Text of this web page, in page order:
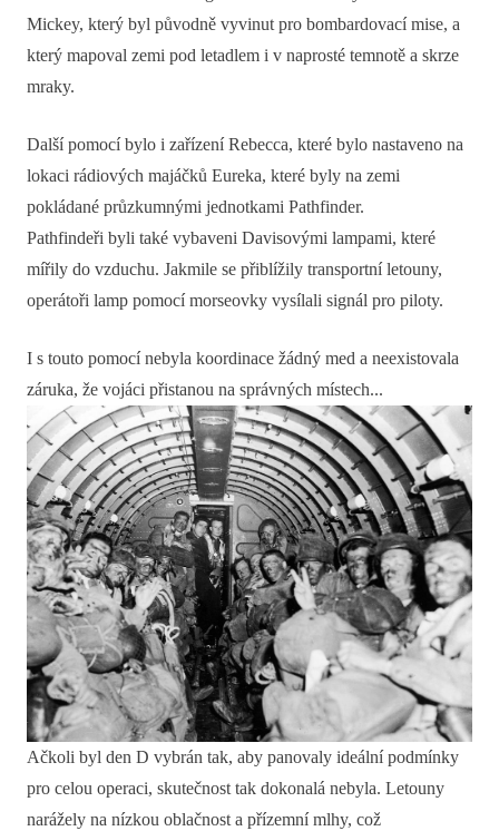
Mickey, který byl původně vyvinut pro bombardovací mise, a
který mapoval zemi pod letadlem i v naprosté temnotě a skrze
mraky.
Další pomocí bylo i zařízení Rebecca, které bylo nastaveno na
lokaci rádiových majáčků Eureka, které byly na zemi
pokládané průzkumnými jednotkami Pathfinder.
Pathfindeři byli také vybaveni Davisovými lampami, které
mířily do vzduchu. Jakmile se přiblížily transportní letouny,
operátoři lamp pomocí morseovky vysílali signál pro piloty.
I s touto pomocí nebyla koordinace žádný med a neexistovala
záruka, že vojáci přistanou na správných místech...
Ačkoli byl den D vybrán tak, aby panovaly ideální podmínky
pro celou operaci, skutečnost tak dokonalá nebyla. Letouny
narážely na nízkou oblačnost a přízemní mlhy, což